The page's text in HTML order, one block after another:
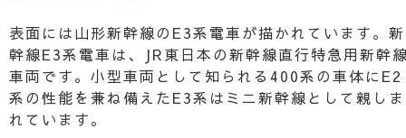
表面には山形新幹線のE3系電車が描かれています。新
幹線E3系電車は、JR東日本の新幹線直行特急用新幹
車両です。小型車両として知られる400系の車体にE2
系の性能を兼ね備えたE3系はミニ新幹線として親しま
れています。